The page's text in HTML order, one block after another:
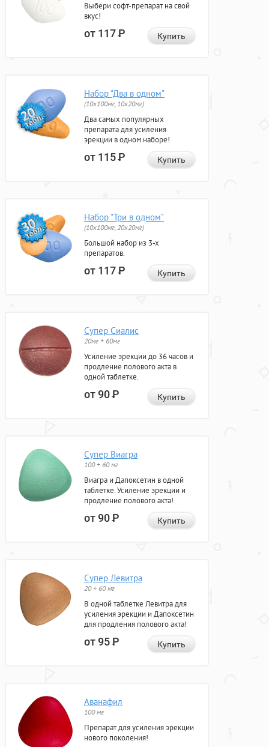
Выбери софт-препарат на свой
вкус!
от 117Р Купить
Набор "Два в одном"
(10x100мг, 10x20мг)
Два самых популярных
препарата для усиления
эрекции в одном наборе!
от 115Р Купить
Набор "Три в одном"
(10x100мг, 20x20мг)
Большой набор из 3-х
препаратов.
от 117Р Купить
Супер Сиалис
20мг + 60мг
Усиление эрекции до 36 часов и
продление полового акта в
одной таблетке.
от 90Р Купить
Супер Виагра
100 + 60 мг
Виагра и Дапоксетин в одной
таблетке. Усиление эрекции и
продление полового акта!
от 90Р Купить
Супер Левитра
20 + 60 мг
В одной таблетке Левитра для
усиления эрекции и Дапоксетин
для продления полового акта!
от 95Р Купить
Аванафил
100 мг
Препарат для усиления эрекции
нового поколения!